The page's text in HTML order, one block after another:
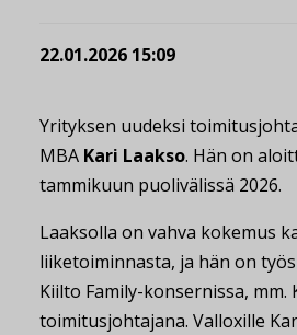
22.01.2026 15:09
Yrityksen uudeksi
MBA Kari Laakso. Hän on
tammikuun puolivälissä 2026.
Laaksolla on vahva kokemus
liiketoiminnasta, ja hän on
Kiilto Family-konsernissa, mm.
toimitusjohtajana. Valloxille